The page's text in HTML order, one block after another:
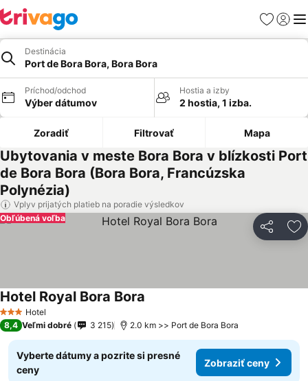
Obľúbené
Destinácia
Port de Bora Bora, Bora Bora
Príchod/odchod
Výber dátumov
Hostia a izby
2 hostia, 1 izba.
Zoradiť Filtrovať Mapa
Ubytovania v meste Bora Bora v blízkosti Port
de Bora Bora (Bora Bora, Francúzska
Polynézia)
Vplyv prijatých platieb na poradie výsledkov
Zdieľať
Obľúbená voľba
3 Počet hviezdičiek
Hotel
Hotel Royal Bora Bora
8,4 Veľmi dobré 3 215 2.0 km >> Port de Bora Bora
Vyberte dátumy a pozrite si presné
ceny
Zobraziť ceny